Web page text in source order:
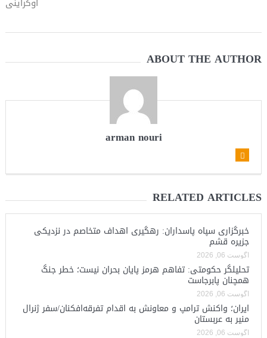
ABOUT THE AUTHOR
arman nouri
RELATED ARTICLES
خبرگزاری سپاه پاسداران: رهگیری اهداف متخاصم در نزدیکی
جزیره قشم
آگوست 06, 2026
تحلیلگر حکومتی: تفاهم هرمز پایان بحران نیست؛ خطر جنگ
همچنان پابرجاست
آگوست 06, 2026
ایران؛ واکنش ترامپ و معاونش به اقدام تفرقه‌افکنان/سفر ژنرال
منیر به عربستان
آگوست 06, 2026